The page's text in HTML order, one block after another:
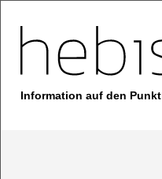
Information auf den Punkt